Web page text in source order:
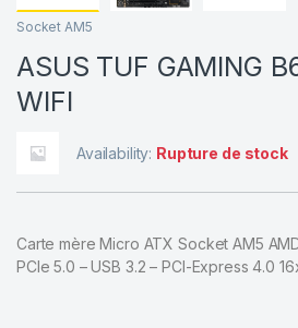
Socket AM5
ASUS TUF GAMING
WIFI
Availability: Rupture de stock
Carte mère Micro ATX Socket AM5
PCIe 5.0 – USB 3.2 – PCI-Express 4.0